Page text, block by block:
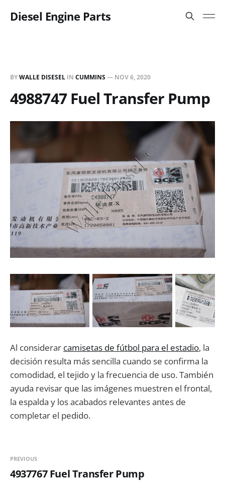
Diesel Engine Parts
BYWALLE DISESEL IN CUMMINS— NOV 6, 2020
4988747 Fuel Transfer Pump
Al considerar camisetas de fútbol para el estadio, la
decisión resulta más sencilla cuando se confirma la
comodidad, el tejido y la frecuencia de uso. También
ayuda revisar que las imágenes muestren el frontal,
la espalda y los acabados relevantes antes de
completar el pedido.
PREVIOUS
4937767 Fuel Transfer Pump